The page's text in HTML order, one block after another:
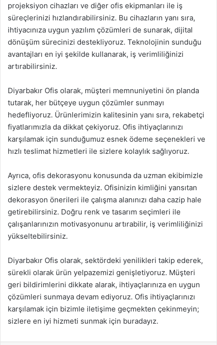
projeksiyon cihazları ve diğer ofis ekipmanları ile iş
süreçlerinizi hızlandırabilirsiniz. Bu cihazların yanı sıra,
ihtiyacınıza uygun yazılım çözümleri de sunarak, dijital
dönüşüm sürecinizi destekliyoruz. Teknolojinin sunduğu
avantajları en iyi şekilde kullanarak, iş verimliliğinizi
artırabilirsiniz.
Diyarbakır Ofis olarak, müşteri memnuniyetini ön planda
tutarak, her bütçeye uygun çözümler sunmayı
hedefliyoruz. Ürünlerimizin kalitesinin yanı sıra, rekabetçi
fiyatlarımızla da dikkat çekiyoruz. Ofis ihtiyaçlarınızı
karşılamak için sunduğumuz esnek ödeme seçenekleri ve
hızlı teslimat hizmetleri ile sizlere kolaylık sağlıyoruz.
Ayrıca, ofis dekorasyonu konusunda da uzman ekibimizle
sizlere destek vermekteyiz. Ofisinizin kimliğini yansıtan
dekorasyon önerileri ile çalışma alanınızı daha cazip hale
getirebilirsiniz. Doğru renk ve tasarım seçimleri ile
çalışanlarınızın motivasyonunu artırabilir, iş verimliliğinizi
yükseltebilirsiniz.
Diyarbakır Ofis olarak, sektördeki yenilikleri takip ederek,
sürekli olarak ürün yelpazemizi genişletiyoruz. Müşteri
geri bildirimlerini dikkate alarak, ihtiyaçlarınıza en uygun
çözümleri sunmaya devam ediyoruz. Ofis ihtiyaçlarınızı
karşılamak için bizimle iletişime geçmekten çekinmeyin;
sizlere en iyi hizmeti sunmak için buradayız.